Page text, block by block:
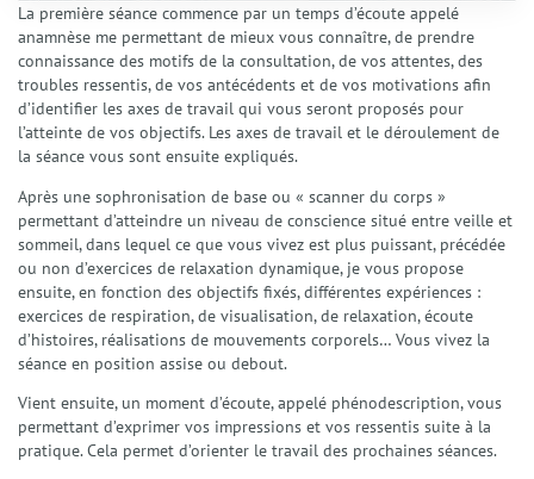
La première séance commence par un temps d’écoute appelé
anamnèse me permettant de mieux vous connaître, de prendre
connaissance des motifs de la consultation, de vos attentes, des
troubles ressentis, de vos antécédents et de vos motivations afin
d’identifier les axes de travail qui vous seront proposés pour
l’atteinte de vos objectifs. Les axes de travail et le déroulement de
la séance vous sont ensuite expliqués.
Après une sophronisation de base ou « scanner du corps »
permettant d’atteindre un niveau de conscience situé entre veille et
sommeil, dans lequel ce que vous vivez est plus puissant, précédée
ou non d’exercices de relaxation dynamique, je vous propose
ensuite, en fonction des objectifs fixés, différentes expériences :
exercices de respiration, de visualisation, de relaxation, écoute
d’histoires, réalisations de mouvements corporels… Vous vivez la
séance en position assise ou debout.
Vient ensuite, un moment d’écoute, appelé phénodescription, vous
permettant d’exprimer vos impressions et vos ressentis suite à la
pratique. Cela permet d’orienter le travail des prochaines séances.